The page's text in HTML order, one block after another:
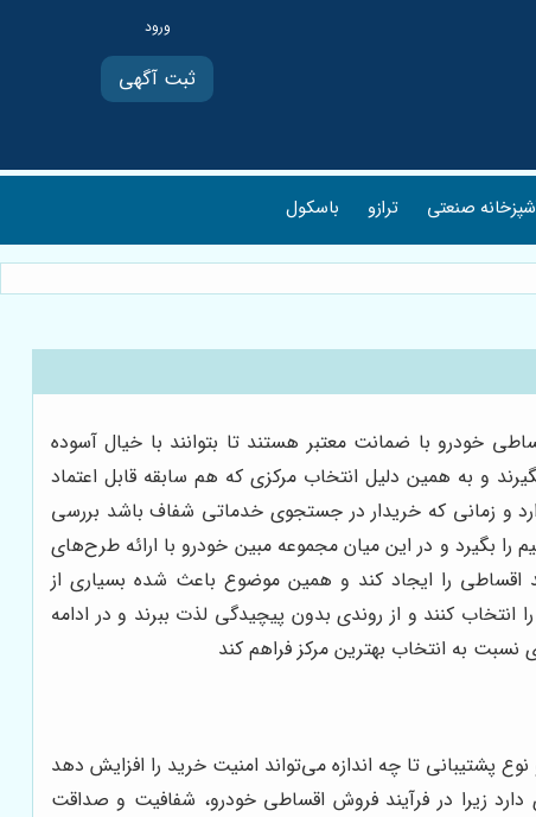
ثبت آگهی
صنعتی ترازو باسکول
خودرو با ضمانت معتبر هستند تا بتوانند با خیال آسوده
و به همین دلیل انتخاب مرکزی که هم سابقه قابل اعتماد
و زمانی که خریدار در جستجوی خدماتی شفاف باشد بررسی
بگیرد و در این میان مجموعه مبین خودرو با ارائه طرح‌های
اقساطی را ایجاد کند و همین موضوع باعث شده بسیاری از
کنند و از روندی بدون پیچیدگی لذت ببرند و در ادامه
به انتخاب بهترین مرکز فراهم کند
پشتیبانی تا چه اندازه می‌تواند امنیت خرید را افزایش دهد
دارد زیرا در فرآیند فروش اقساطی خودرو، شفافیت و صداقت